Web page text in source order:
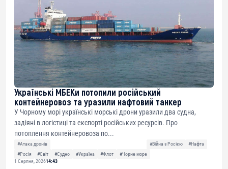
Українські МБЕКи потопили російський
контейнеровоз та уразили нафтовий танкер
У Чорному морі українські морські дрони уразили два судна,
задіяні в логістиці та експорті російських ресурсів. Про
потоплення контейнеровоза по...
#Атака дронів #Війна з Росією
#Нафта
#Росія
#Світ #Судно #Україна #Флот
#Чорне море
1 Серпня, 202614:43